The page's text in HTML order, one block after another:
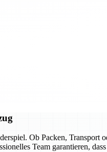
Ob Packen, Transport
Team garantieren,